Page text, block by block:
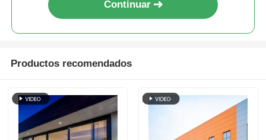
Continuar
Productos recomendados